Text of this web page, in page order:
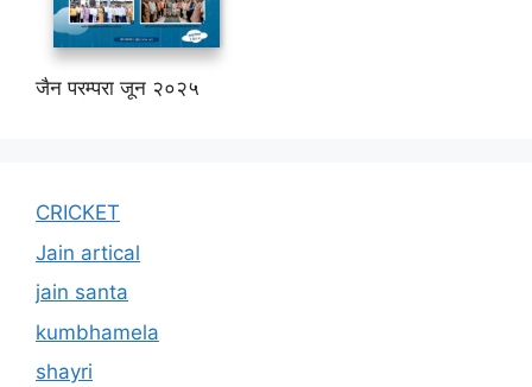
जैन परम्परा जून २०२५
CRICKET
Jain artical
jain santa
kumbhamela
shayri